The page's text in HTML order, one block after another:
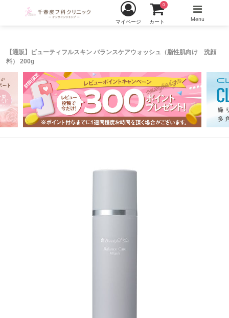
【通販】ビューティフルスキン バランスケアウォッシュ（脂性肌向け 洗顔
料） 200g
マイページ カート
0
Menu